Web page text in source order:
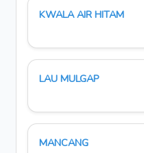
KWALA AIR HITAM
LAU MULGAP
MANCANG